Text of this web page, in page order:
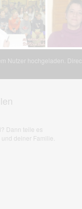
Nutzer hochgeladen.
Dann teile es
deiner Familie.